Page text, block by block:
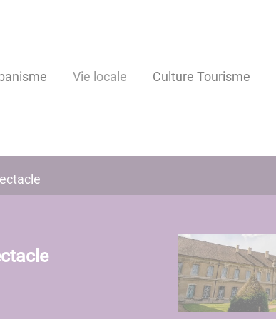
Vie locale Culture Tourisme